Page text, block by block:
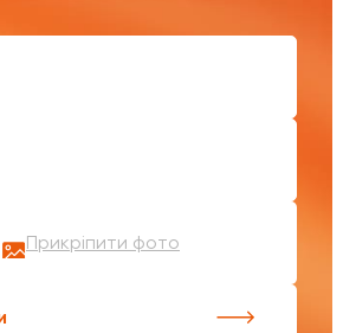
Прикріпити фото